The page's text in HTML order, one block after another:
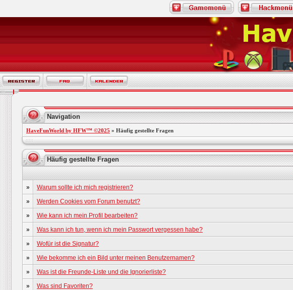
Navigation
HaveFunWorld by HFW™ ©2025 » Häufig gestellte Fragen
Häufig gestellte Fragen
»
Warum sollte ich mich registrieren?
»
Werden Cookies vom Forum benutzt?
»
Wie kann ich mein Profil bearbeiten?
»
Was kann ich tun, wenn ich mein Passwort vergessen habe?
»
Wofür ist die Signatur?
»
Wie bekomme ich ein Bild unter meinen Benutzernamen?
»
Was ist die Freunde-Liste und die Ignorierliste?
»
Was sind Favoriten?